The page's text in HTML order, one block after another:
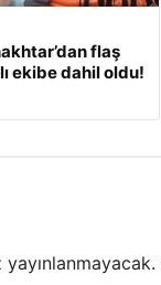
flaş
ekibe dahil oldu!